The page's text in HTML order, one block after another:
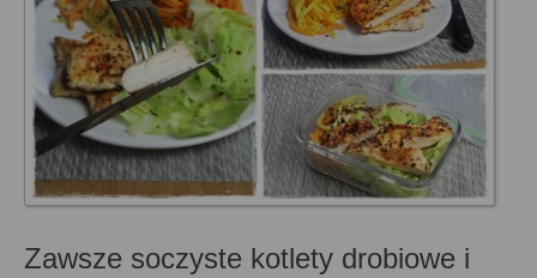
Zawsze soczyste kotlety drobiowe i